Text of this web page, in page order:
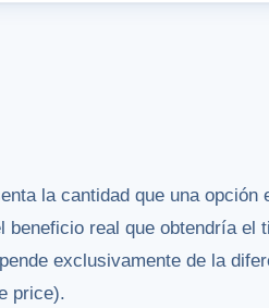
la cantidad que una
real que obtendría el
exclusivamente de la
price).